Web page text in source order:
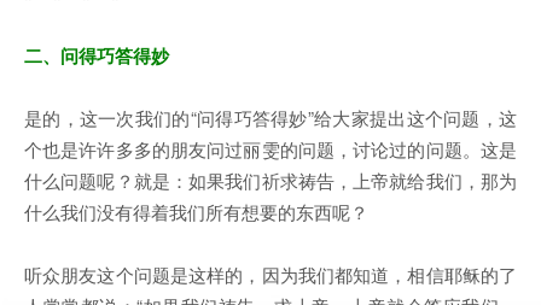
二、问得巧答得妙
是的，这一次我们的“问得巧答得妙”给大家提出这个问题，这
个也是许许多多的朋友问过丽雯的问题，讨论过的问题。这是
什么问题呢？就是：如果我们祈求祷告，上帝就给我们，那为
什么我们没有得着我们所有想要的东西呢？
听众朋友这个问题是这样的，因为我们都知道，相信耶稣的了